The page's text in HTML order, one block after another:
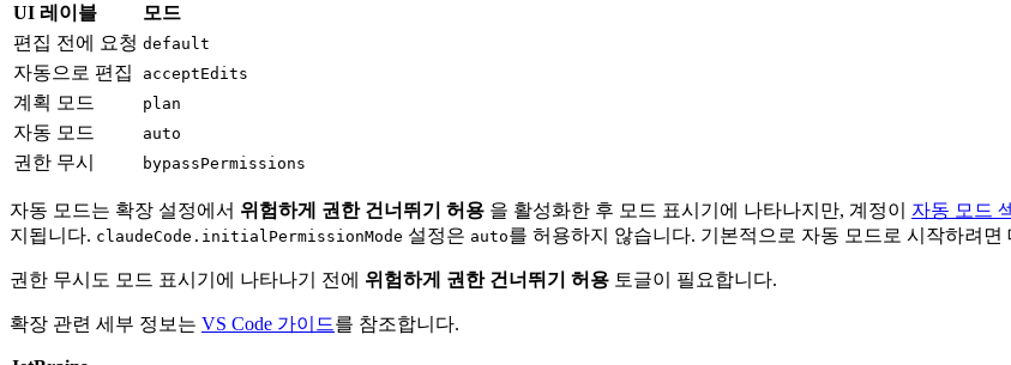
UI 레이블
모드
편집 전에 요청 default
자동으로 편집 acceptEdits
계획 모드 plan
자동 모드 auto
권한 무시 bypassPermissions
자동 모드는 확장 설정에서 위험하게 권한 건너뛰기 허용 을 활성화한 후 모드 표시기에 나타나지만, 계정이 자동 모드
지됩니다. claudeCode.initialPermissionMode 설정은 auto를 허용하지 않습니다. 기본적으로 자동 모드로 시작하려면
권한 무시도 모드 표시기에 나타나기 전에 위험하게 권한 건너뛰기 허용 토글이 필요합니다.
확장 관련 세부 정보는 VS Code 가이드를 참조합니다.